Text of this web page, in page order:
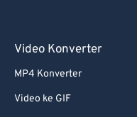
Video Konverter
MP4 Konverter
Video ke GIF